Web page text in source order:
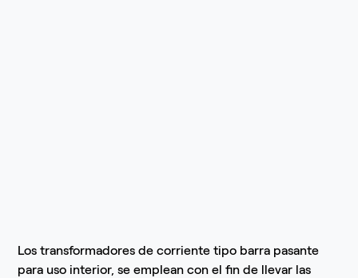
Los transformadores de corriente tipo barra pasante
para uso interior, se emplean con el fin de llevar las